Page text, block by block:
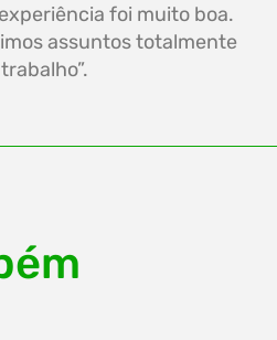
foi muito boa.
assuntos totalmente